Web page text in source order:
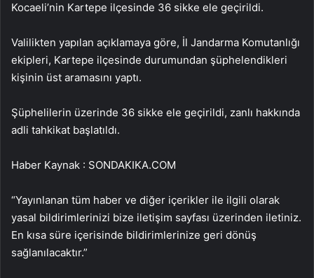
Kocaeli’nin Kartepe ilçesinde 36 sikke ele geçirildi.
Valilikten yapılan açıklamaya göre, İl Jandarma Komutanlığı
ekipleri, Kartepe ilçesinde durumundan şüphelendikleri
kişinin üst aramasını yaptı.
Şüphelilerin üzerinde 36 sikke ele geçirildi, zanlı hakkında
adli tahkikat başlatıldı.
Haber Kaynak : SONDAKIKA.COM
“Yayınlanan tüm haber ve diğer içerikler ile ilgili olarak
yasal bildirimlerinizi bize iletişim sayfası üzerinden iletiniz.
En kısa süre içerisinde bildirimlerinize geri dönüş
sağlanılacaktır.”